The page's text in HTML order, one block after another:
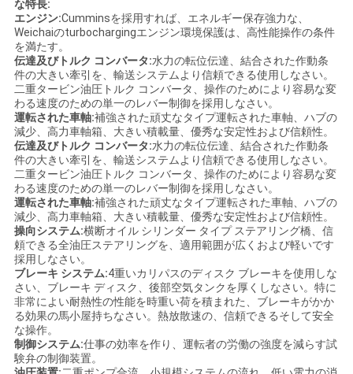
な特長:
エンジン:Cumminsを採用すれば、エネルギー保存強力な、
Weichaiのturbochargingエンジン環境保護は、高性能操作の条件
を満たす。
伝達及びトルク コンバータ:水力の転位伝達、結合された作動条
件の大きい牽引を、輸送システムより信頼できる使用しなさい。
二重タービン油圧トルク コンバータ、操作のためにより容易な変
わる速度のための単一のレバー制御を採用しなさい。
運転された車軸:補強された頑丈なタイプ運転された車軸、ハブの
減少、高力車軸箱、大きい積載量、優秀な安定性および信頼性。
伝達及びトルク コンバータ:水力の転位伝達、結合された作動条
件の大きい牽引を、輸送システムより信頼できる使用しなさい。
二重タービン油圧トルク コンバータ、操作のためにより容易な変
わる速度のための単一のレバー制御を採用しなさい。
運転された車軸:補強された頑丈なタイプ運転された車軸、ハブの
減少、高力車軸箱、大きい積載量、優秀な安定性および信頼性。
操向システム:横断オイル シリンダー タイプ ステアリング橋、信
頼できる全油圧ステアリングを、適用範囲が広くおよび軽いです
採用しなさい。
ブレーキ システム:4重いカリパスのディスク ブレーキを使用しな
さい、ブレーキ ディスク、後部空気タンクを厚くしなさい。特に
非常によい耐熱性の性能を時重い荷を積まれた、ブレーキがかか
る効果の馬小屋持ちなさい。熱放散速の、信頼できるそして安全
な操作。
制御システム:仕事の効率を作り、運転者の労働の強度を減らす試
験弁の制御装置。